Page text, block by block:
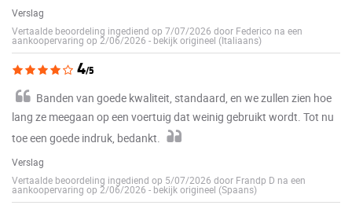
Verslag
Vertaalde beoordeling ingediend op 7/07/2026 door Federico na een
aankoopervaring op 2/06/2026 - bekijk origineel (Italiaans)
4/5
Banden van goede kwaliteit, standaard, en we zullen zien hoe
lang ze meegaan op een voertuig dat weinig gebruikt wordt. Tot nu
toe een goede indruk, bedankt.
Verslag
Vertaalde beoordeling ingediend op 5/07/2026 door Frandp D na een
aankoopervaring op 2/06/2026 - bekijk origineel (Spaans)